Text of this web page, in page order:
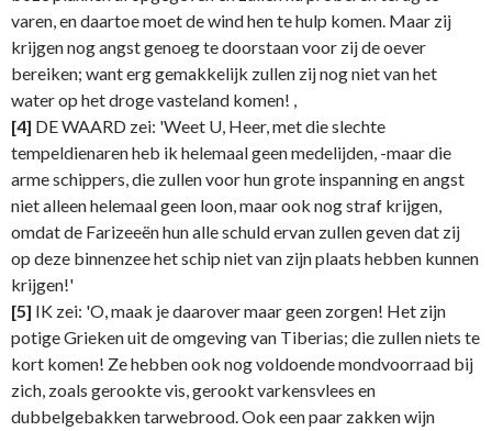
varen, en daartoe moet de wind hen te hulp komen. Maar zij
krijgen nog angst genoeg te doorstaan voor zij de oever
bereiken; want erg gemakkelijk zullen zij nog niet van het
water op het droge vasteland komen! ,
[4] DE WAARD zei: 'Weet U, Heer, met die slechte
tempeldienaren heb ik helemaal geen medelijden, -maar die
arme schippers, die zullen voor hun grote inspanning en angst
niet alleen helemaal geen loon, maar ook nog straf krijgen,
omdat de Farizeeën hun alle schuld ervan zullen geven dat zij
op deze binnenzee het schip niet van zijn plaats hebben kunnen
krijgen!'
[5] IK zei: 'O, maak je daarover maar geen zorgen! Het zijn
potige Grieken uit de omgeving van Tiberias; die zullen niets te
kort komen! Ze hebben ook nog voldoende mondvoorraad bij
zich, zoals gerookte vis, gerookt varkensvlees en
dubbelgebakken tarwebrood. Ook een paar zakken wijn